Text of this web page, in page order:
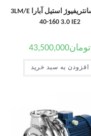
پمپ سانتریفیوژ استیل آبارا 3LM/E
40-160 3.0 IE2
تومان43,500,000
افزودن به سبد خرید